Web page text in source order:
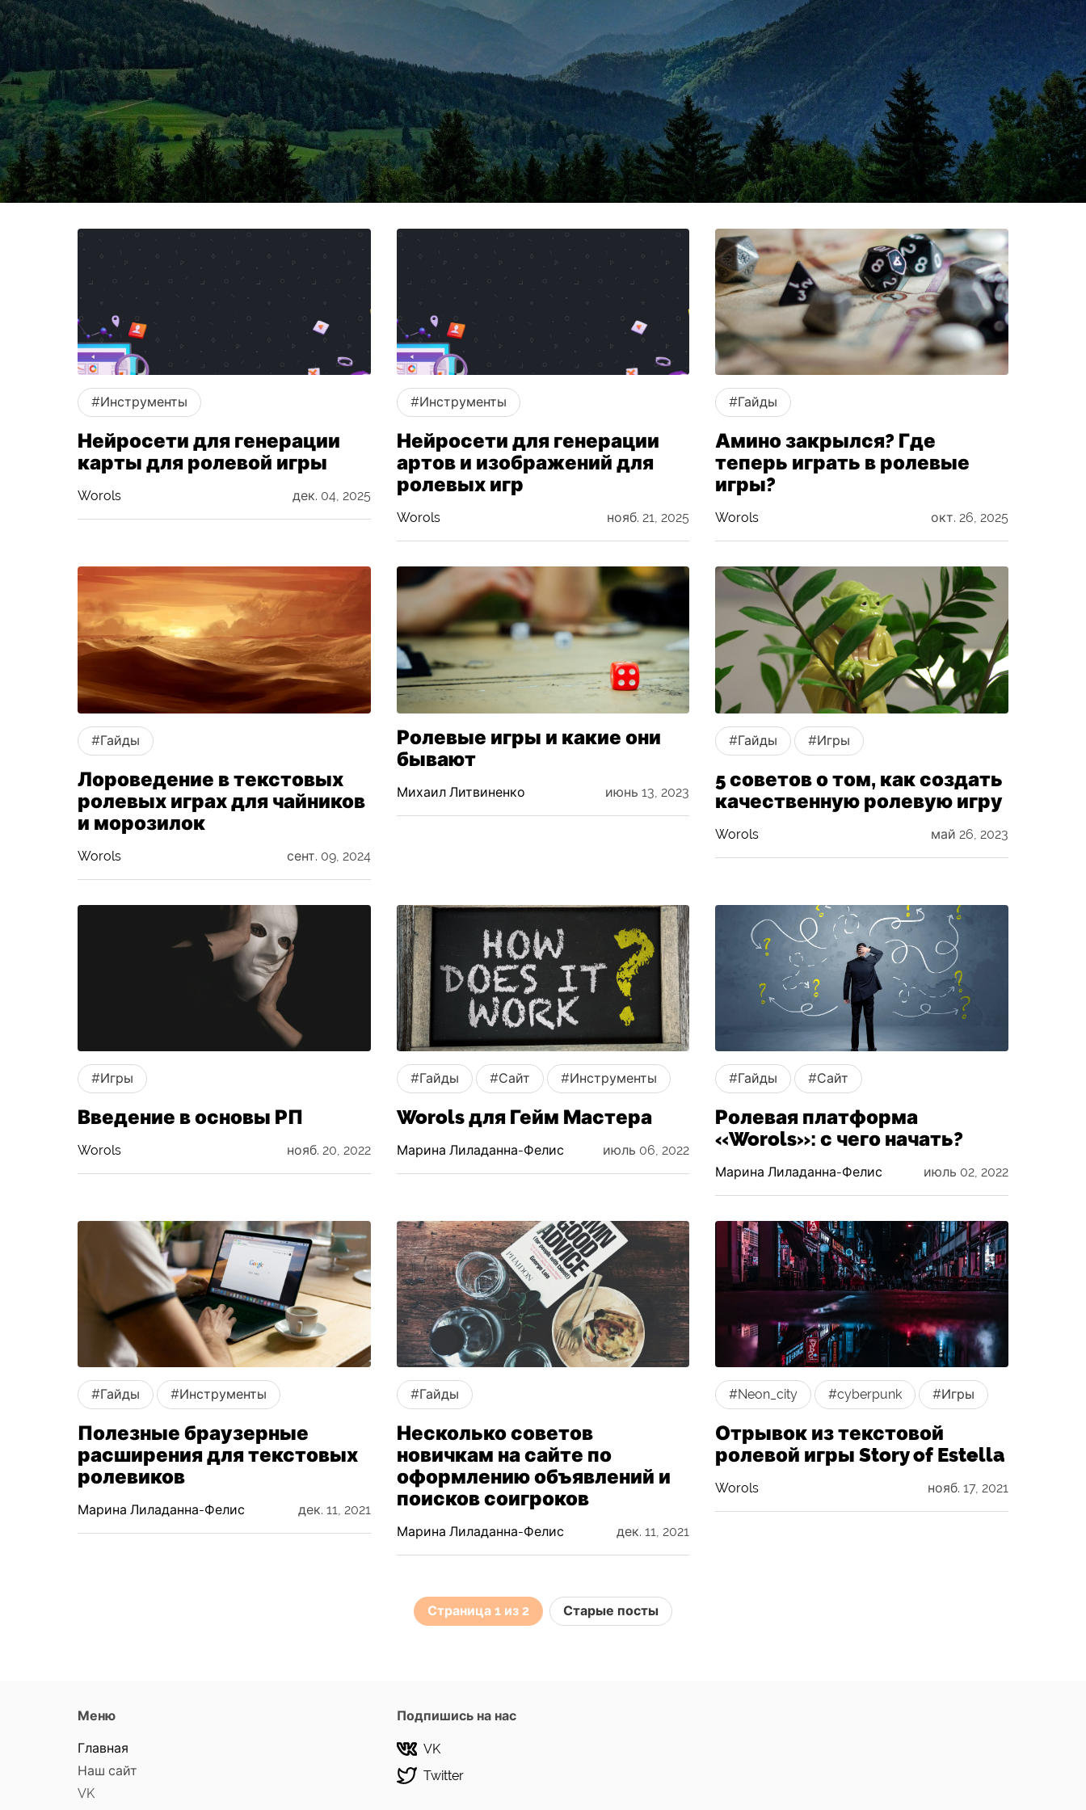
#Инструменты
Нейросети для генерации
карты для ролевой игры
Worols дек. 04, 2025
#Инструменты
Нейросети для генерации
артов и изображений для
ролевых игр
Worols нояб. 21, 2025
#Гайды
Амино закрылся? Где
теперь играть в ролевые
игры?
Worols окт. 26, 2025
#Гайды
Лороведение в текстовых
ролевых играх для чайников
и морозилок
Worols сент. 09, 2024
Ролевые игры и какие они
бывают
Михаил Литвиненко июнь 13, 2023
#Гайды #Игры
5 советов о том, как создать
качественную ролевую игру
Worols май 26, 2023
#Игры
Введение в основы РП
Worols нояб. 20, 2022
#Гайды #Сайт #Инструменты
Worols для Гейм Мастера
Марина Лиладанна-Фелис июль 06, 2022
#Гайды #Сайт
Ролевая платформа
«Worols»: с чего начать?
Марина Лиладанна-Фелис июль 02, 2022
#Гайды #Инструменты
Полезные браузерные
расширения для текстовых
ролевиков
Марина Лиладанна-Фелис дек. 11, 2021
#Гайды
Несколько советов
новичкам на сайте по
оформлению объявлений и
поисков соигроков
Марина Лиладанна-Фелис дек. 11, 2021
#Neon_city #cyberpunk #Игры
Отрывок из текстовой
ролевой игры Story of Estella
Worols нояб. 17, 2021
Страница 1 из 2 Старые посты
Меню
Главная
Наш сайт
VK
Подпишись на нас
VK
Twitter